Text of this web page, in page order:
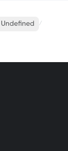
Undefined